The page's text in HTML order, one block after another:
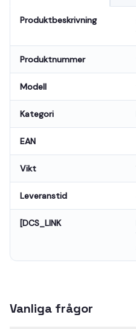
Produktbeskrivning
Produktnummer
Modell
Kategori
EAN
Vikt
Leveranstid
[DCS_LINK
Vanliga frågor